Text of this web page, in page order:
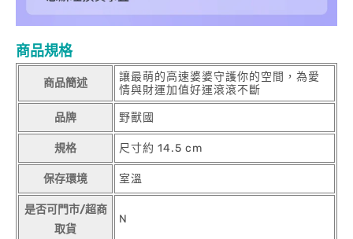
商品規格
商品簡述
讓最萌的高速婆婆守護你的空間，為愛
情與財運加值好運滾滾不斷
品牌 野獸國
規格 尺寸約 14.5 cm
保存環境 室溫
是否可門市/超商
取貨
N